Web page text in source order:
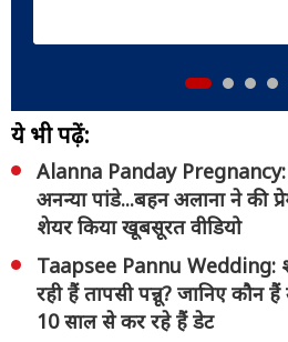
ये भी पढ़ें:
Alanna Panday Pregnancy:
अनन्या पांडे...बहन अलाना ने की
शेयर किया खूबसूरत वीडियो
Taapsee Pannu Wedding:
रही हैं तापसी पन्नू? जानिए कौन
10 साल से कर रहे हैं डेट